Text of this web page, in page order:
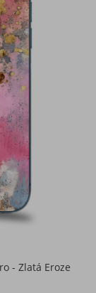
- Zlatá Eroze